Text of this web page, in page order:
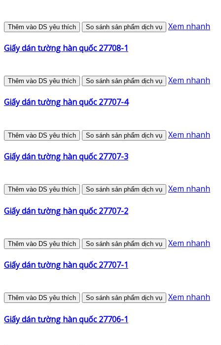
Thêm vào DS yêu thích So sánh sản phẩm dịch vụ Xem nhanh
Giấy dán tường hàn quốc 27708-1
Thêm vào DS yêu thích So sánh sản phẩm dịch vụ Xem nhanh
Giấy dán tường hàn quốc 27707-4
Thêm vào DS yêu thích So sánh sản phẩm dịch vụ Xem nhanh
Giấy dán tường hàn quốc 27707-3
Thêm vào DS yêu thích So sánh sản phẩm dịch vụ Xem nhanh
Giấy dán tường hàn quốc 27707-2
Thêm vào DS yêu thích So sánh sản phẩm dịch vụ Xem nhanh
Giấy dán tường hàn quốc 27707-1
Thêm vào DS yêu thích So sánh sản phẩm dịch vụ Xem nhanh
Giấy dán tường hàn quốc 27706-1